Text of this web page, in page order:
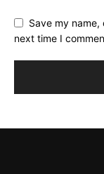
Save my
next time I